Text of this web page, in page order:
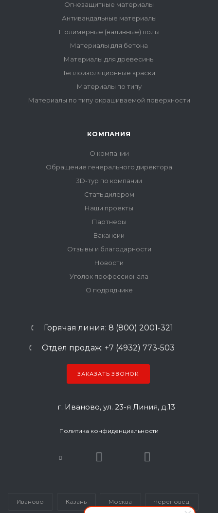
Огнезащитные материалы
Антивандальные материалы
Полимерные (наливные) полы
Материалы для бетона
Материалы для древесины
Теплоизоляционные краски
Материалы по типу
Материалы по типу окрашиваемой поверхности
КОМПАНИЯ
О компании
Обращение генерального директора
3D-тур по компании
Стать дилером
Наши проекты
Партнеры
Вакансии
Отзывы и благодарности
Новости
Уголок профессионала
О подрядчике
Горячая линия: 8 (800) 2001-321
Отдел продаж: +7 (4932) 773-503
ЗАКАЗАТЬ ЗВОНОК
г. Иваново, ул. 23-я Линия, д.13
Политика конфиденциальности
Иваново Казань Москва Череповец